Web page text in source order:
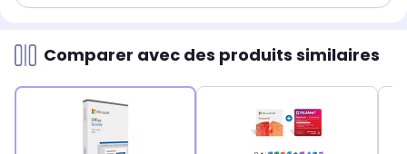
Comparer avec des produits similaires